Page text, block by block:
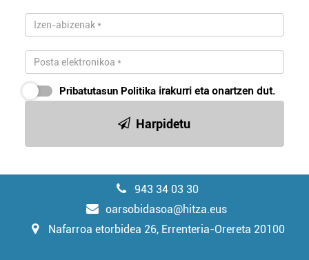
Pribatutasun Politika irakurri eta onartzen dut.
Harpidetu
943 34 03 30
oarsobidasoa@hitza.eus
Nafarroa etorbidea 26, Errenteria-Orereta 20100